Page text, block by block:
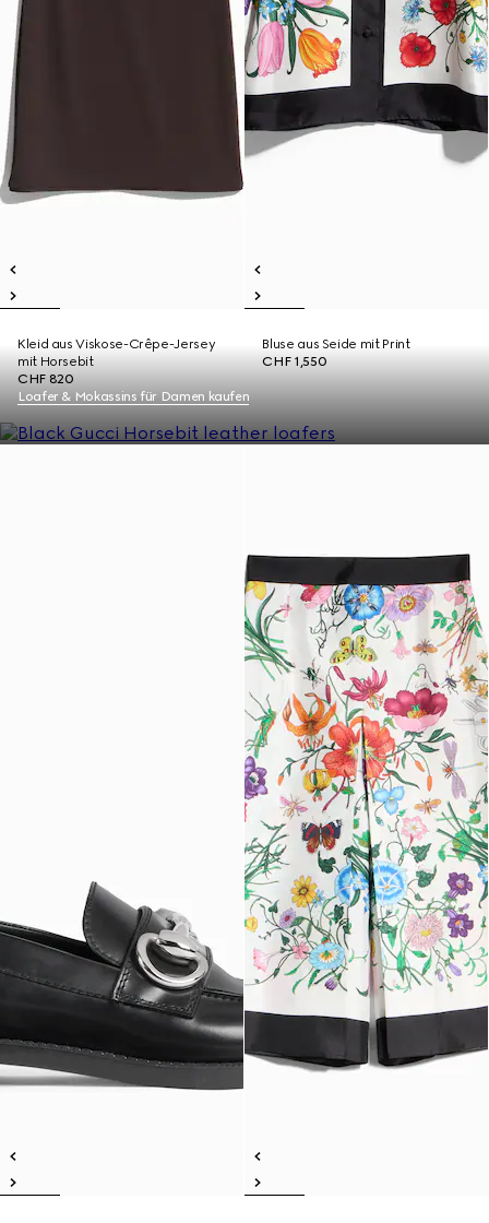
Kleid aus Viskose-Crêpe-Jersey
mit Horsebit
CHF 820
Bluse aus Seide mit Print
CHF 1,550
Loafer & Mokassins für Damen kaufen